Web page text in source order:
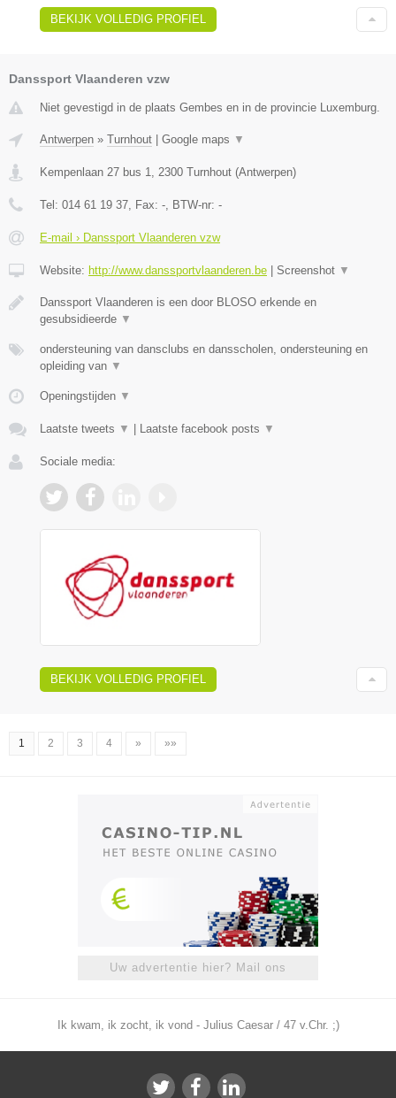
BEKIJK VOLLEDIG PROFIEL
Danssport Vlaanderen vzw
Niet gevestigd in de plaats Gembes en in de provincie Luxemburg.
Antwerpen » Turnhout Google maps ▼
Kempenlaan 27 bus 1 2300 Turnhout (Antwerpen)
Tel: 014 61 19 37 , Fax: - , BTW-nr: -
E-mail › Danssport Vlaanderen vzw
Website: http://www.danssportvlaanderen.be Screenshot ▼
Danssport Vlaanderen is een door BLOSO erkende en
gesubsidieerde ▼
ondersteuning van dansclubs en dansscholen, ondersteuning en
opleiding van ▼
Openingstijden ▼
Laatste tweets ▼ Laatste facebook posts ▼
Sociale media:
BEKIJK VOLLEDIG PROFIEL
1 2 3 4 » »»
Uw advertentie hier? Mail ons
Ik kwam, ik zocht, ik vond - Julius Caesar / 47 v.Chr. ;)